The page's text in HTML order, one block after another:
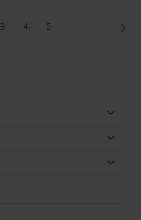
Seite
3 Seite
4 Seite
5